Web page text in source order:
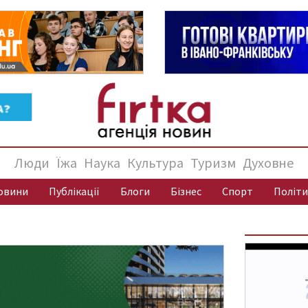
Люди Їжа Наука Культура Туризм Духовне
Публікації Блоги Бізнес Спорт